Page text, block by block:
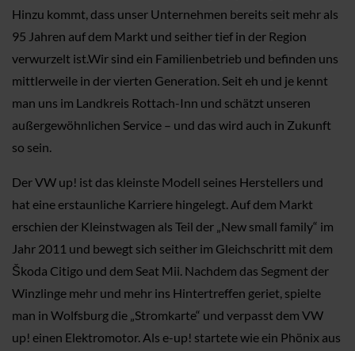
Hinzu kommt, dass unser Unternehmen bereits seit mehr als
95 Jahren auf dem Markt und seither tief in der Region
verwurzelt ist.Wir sind ein Familienbetrieb und befinden uns
mittlerweile in der vierten Generation. Seit eh und je kennt
man uns im Landkreis Rottach-Inn und schätzt unseren
außergewöhnlichen Service – und das wird auch in Zukunft
so sein.
Der VW up! ist das kleinste Modell seines Herstellers und
hat eine erstaunliche Karriere hingelegt. Auf dem Markt
erschien der Kleinstwagen als Teil der „New small family“ im
Jahr 2011 und bewegt sich seither im Gleichschritt mit dem
Škoda Citigo und dem Seat Mii. Nachdem das Segment der
Winzlinge mehr und mehr ins Hintertreffen geriet, spielte
man in Wolfsburg die „Stromkarte“ und verpasst dem VW
up! einen Elektromotor. Als e-up! startete wie ein Phönix aus